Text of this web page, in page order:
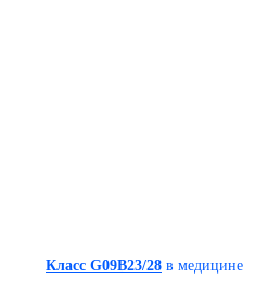
Класс G09B23/28 в медицине